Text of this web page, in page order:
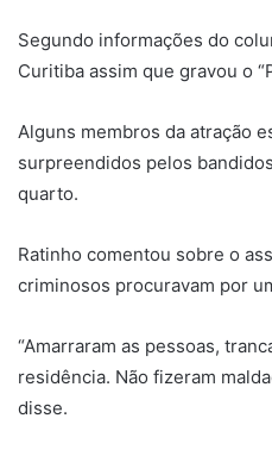
Segundo informações do
Curitiba assim que gravou o
Alguns membros da atração
surpreendidos pelos
quarto.
Ratinho comentou sobre o
criminosos procuravam por
“Amarraram as pessoas,
residência. Não fizeram
disse.